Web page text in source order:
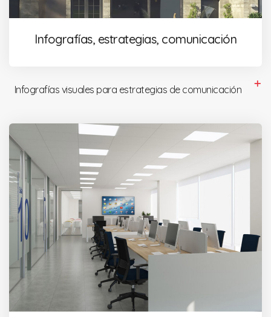
Infografías, estrategias, comunicación
Infografías visuales para estrategias de comunicación